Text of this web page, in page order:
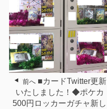
前へ ■カードTwitter更新
いたしました！◆ポケカ
500円ロッカーガチャ新し